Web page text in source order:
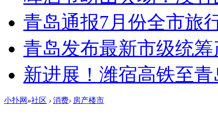
青岛通报7月份全市旅
青岛发布最新市级统
新进展！潍宿高铁至
小扑网 »社区 › 消费› 房产楼市